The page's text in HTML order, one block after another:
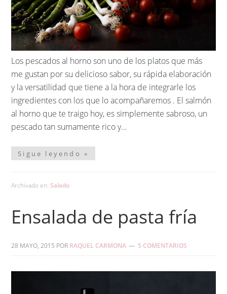
Los pescados al horno son uno de los platos que más
me gustan por su delicioso sabor, su rápida elaboración
y la versatilidad que tiene a la hora de integrarle los
ingredientes con los que lo acompañaremos . El salmón
al horno que te traigo hoy, es simplemente sabroso, un
pescado tan sumamente rico y…
Sigue leyendo »
Archivado en: Salado
Ensalada de pasta fría
28 MAYO, 2015 POR RAQUEL CARMONA 5 COMENTARIOS